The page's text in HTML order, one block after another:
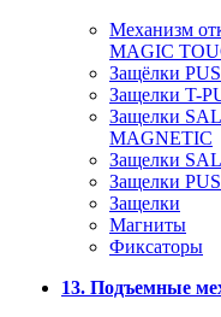
Механизм
MAGIC
Защёлки
Защелки T-
Защелки
MAGNETIC
Защелки
Защелки
Защелки
Магниты
Фиксаторы
13. Подъемные